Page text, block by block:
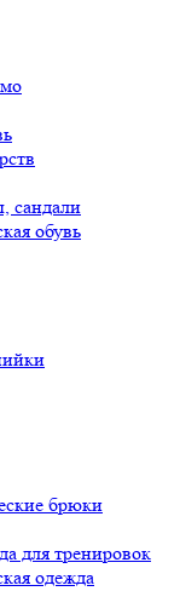
сандали
обувь
брюки
для тренировок
одежда